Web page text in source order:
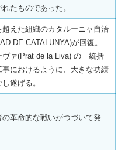
たものであった。
えた組織のカタルーニャ自治
DE CATALUNYA)が回復。
ヴァ(Prat de la Liva) の 統括
におけるように、大きな功績
遂げる。
革命的な戦いがつづいて発